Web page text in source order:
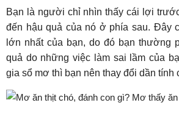
Bạn là người chỉ nhìn thấy cái lợi
đến hậu quả của nó ở phía sau. Đây
lớn nhất của bạn, do đó bạn thường
quả do những việc làm sai lầm của
gia sổ mơ thì bạn nên thay đổi dần tính